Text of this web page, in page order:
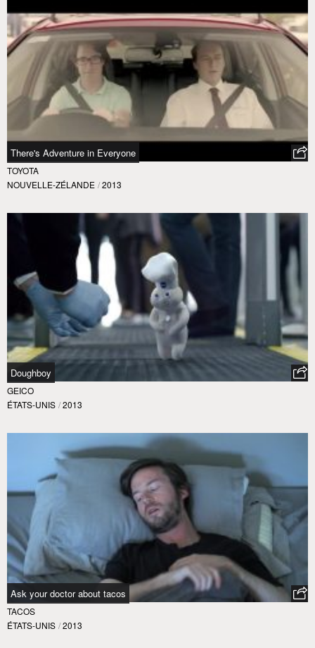
There's Adventure in Everyone
TOYOTA
NOUVELLE-ZÉLANDE / 2013
Doughboy
GEICO
ÉTATS-UNIS / 2013
Ask your doctor about tacos
TACOS
ÉTATS-UNIS / 2013